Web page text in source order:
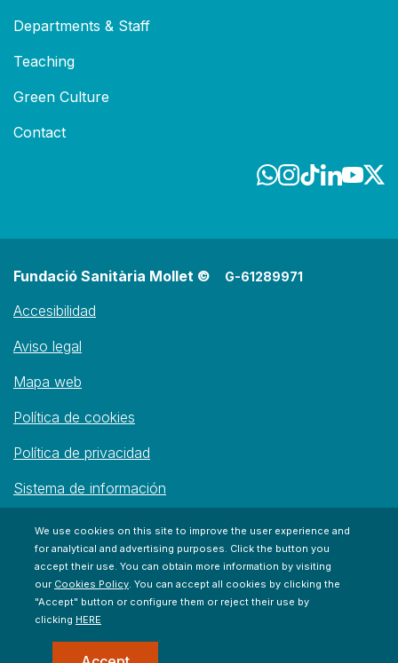
Departments & Staff
Teaching
Green Culture
Contact
Fundació Sanitària Mollet © G-61289971
Accesibilidad
Aviso legal
Mapa web
Política de cookies
Política de privacidad
Sistema de información
We use cookies on this site to improve the user experience and
for analytical and advertising purposes. Click the button you
accept their use. You can obtain more information by visiting
our Cookies Policy. You can accept all cookies by clicking the
"Accept" button or configure them or reject their use by
clicking HERE